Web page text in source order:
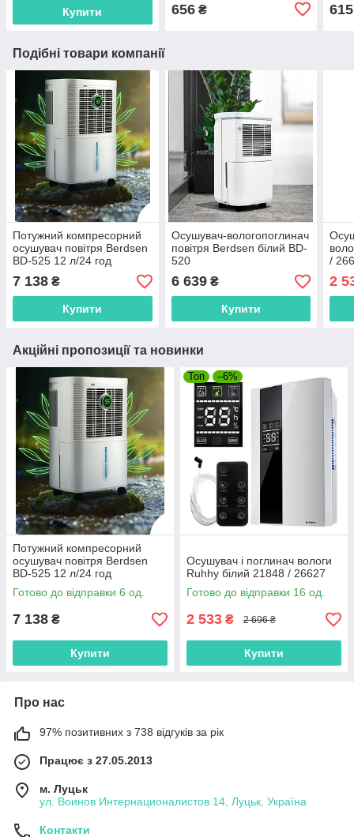
Купити 656₴ 615
Подібні товари компанії
Потужний компресорний
осушувач повітря Berdsen
BD-525 12 л/24 год
7 138 ₴
Купити
Осушувач-вологопоглинач
повітря Berdsen білий BD-
520
6 639₴
Купити
/
2
Акційні пропозиції та новинки
Потужний компресорний
осушувач повітря Berdsen
BD-525 12 л/24 год
Готово до відправки 6 од.
7 138 ₴
Купити
Топ –6%
Осушувач і поглинач вологи
Ruhhy білий 21848 / 26627
Готово до відправки 16 од.
2 533 ₴ 2 696 ₴
Купити
Про нас
97% позитивних з 738 відгуків за рік
Працює з 27.05.2013
м. Луцьк
ул. Воинов Интернационалистов 14, Луцьк, Україна
Контакти